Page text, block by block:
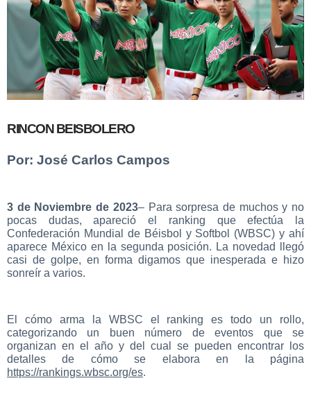
RINCON BEISBOLERO
Por: José Carlos Campos
3 de Noviembre de 2023– Para sorpresa de muchos y no
pocas dudas, apareció el ranking que efectúa la
Confederación Mundial de Béisbol y Softbol (WBSC) y ahí
aparece México en la segunda posición. La novedad llegó
casi de golpe, en forma digamos que inesperada e hizo
sonreír a varios.
El cómo arma la WBSC el ranking es todo un rollo,
categorizando un buen número de eventos que se
organizan en el año y del cual se pueden encontrar los
detalles de cómo se elabora en la página
https://rankings.wbsc.org/es.